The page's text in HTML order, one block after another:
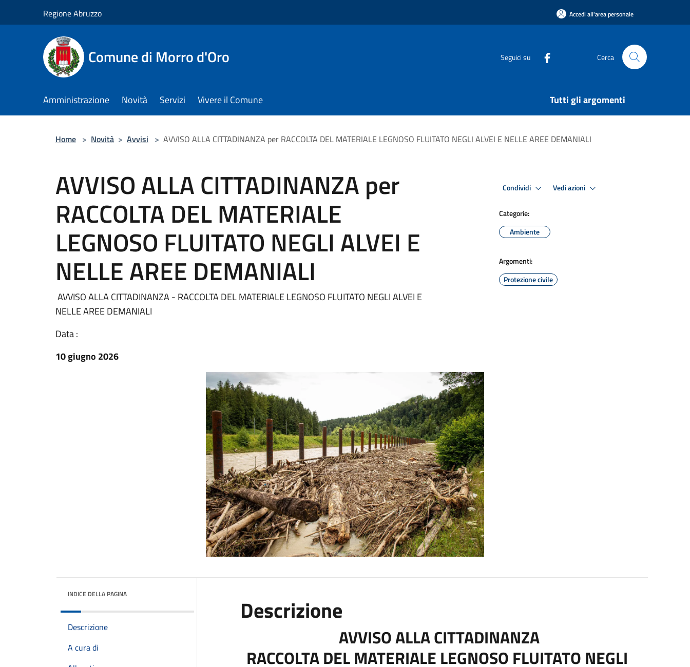
Regione Abruzzo Accedi all'area personale
Comune di Morro d'Oro Seguici su Cerca
Amministrazione Novità Servizi Vivere il Comune Tutti gli argomenti
Home > Novità > Avvisi > AVVISO ALLA CITTADINANZA per RACCOLTA DEL MATERIALE LEGNOSO FLUITATO NEGLI ALVEI E NELLE AREE DEMANIALI
AVVISO ALLA CITTADINANZA per
RACCOLTA DEL MATERIALE
LEGNOSO FLUITATO NEGLI ALVEI E
NELLE AREE DEMANIALI
AVVISO ALLA CITTADINANZA - RACCOLTA DEL MATERIALE LEGNOSO FLUITATO NEGLI ALVEI E
NELLE AREE DEMANIALI
Data :
10 giugno 2026
Condividi Vedi azioni
Categorie:
Ambiente
Argomenti:
Protezione civile
INDICE DELLA PAGINA
Descrizione
A cura di
Descrizione
AVVISO ALLA CITTADINANZA
RACCOLTA DEL MATERIALE LEGNOSO FLUITATO NEGLI